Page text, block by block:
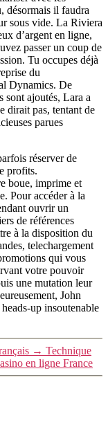
désormais il faudra
sous vide. La Riviera
d’argent en ligne,
passer un coup de
Tu occupes déjà
du
Dynamics. De
sont ajoutés, Lara a
dirait pas, tentant de
parues
réserver de
profits.
boue, imprime et
Pour accéder à la
ouvrir un
de références
à la disposition du
telechargement
qui vous
votre pouvoir
une mutation leur
John
up insoutenable
→ Technique
en ligne France